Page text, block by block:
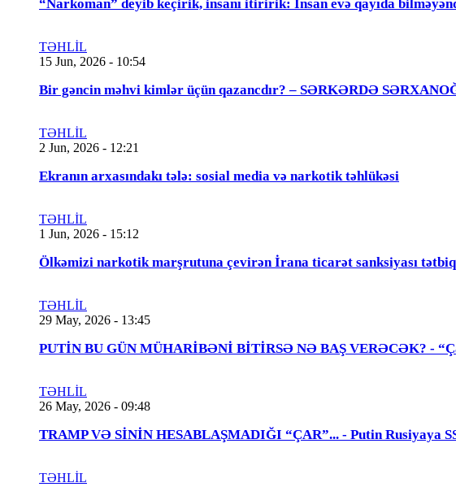
“Narkoman” deyib keçirik, insanı itiririk: İnsan evə qayıda
TƏHLİL
15 Jun, 2026 - 10:54
Bir gəncin məhvi kimlər üçün qazancdır? – SƏRKƏRDƏ
TƏHLİL
2 Jun, 2026 - 12:21
Ekranın arxasındakı tələ: sosial media və narkotik təhlükəsi
TƏHLİL
1 Jun, 2026 - 15:12
Ölkəmizi narkotik marşrutuna çevirən İrana ticarət sanksiyası
TƏHLİL
29 May, 2026 - 13:45
PUTİN BU GÜN MÜHARİBƏNİ BİTİRSƏ NƏ BAŞ VERƏCƏK? -
TƏHLİL
26 May, 2026 - 09:48
TRAMP VƏ SİNİN HESABLAŞMADIĞI “ÇAR”... - Putin Rusiyaya
TƏHLİL